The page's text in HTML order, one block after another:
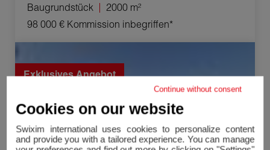
Baugrundstück
2000 m²
98 000 € Kommission inbegriffen*
Exklusives Angebot
Continue without consent
Cookies on our website
Swixim international uses cookies to personalize content
and provide you with a tailored experience. You can manage